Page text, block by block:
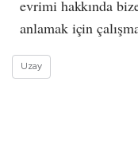
evrimi hakkında
anlamak için
Uzay